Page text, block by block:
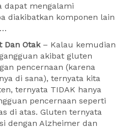
dapat mengalami
diakibatkan komponen lain
Dan Otak– Kalau kemudian
akibat gluten
pencernaan (karena
di sana), ternyata kita
ternyata TIDAK hanya
pencernaan seperti
di atas. Gluten ternyata
dengan Alzheimer dan